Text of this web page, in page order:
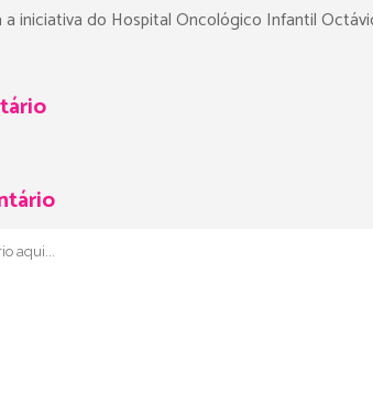
a iniciativa do Hospital Oncológico Infantil